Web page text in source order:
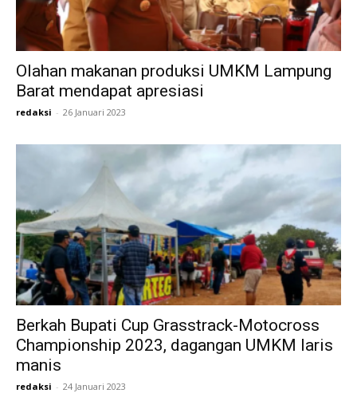
Olahan makanan produksi UMKM Lampung
Barat mendapat apresiasi
redaksi - 26 Januari 2023
Berkah Bupati Cup Grasstrack-Motocross
Championship 2023, dagangan UMKM laris
manis
redaksi - 24 Januari 2023